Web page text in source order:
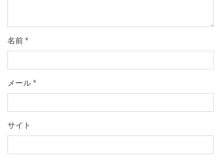
名前 *
メール *
サイト